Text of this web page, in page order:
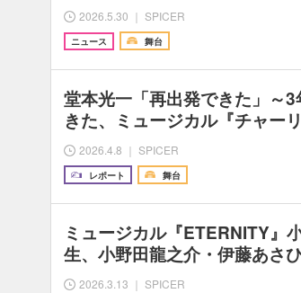
2026.5.30 ｜ SPICER
ニュース 舞台
堂本光一「再出発できた」～
きた、ミュージカル『チャー
2026.4.8 ｜ SPICER
レポート 舞台
ミュージカル『ETERNITY』
生、小野田龍之介・伊藤あさ
2026.3.13 ｜ SPICER